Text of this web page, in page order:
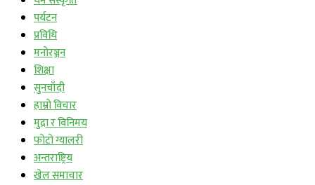
पर्यटन
प्रविधि
मनोरञ्जन
शिक्षा
सुनचाँदी
हाम्रो विचार
मुद्रा र विनिमय
फोटो ग्यालरी
अन्तराष्ट्रिय
खेल समाचार